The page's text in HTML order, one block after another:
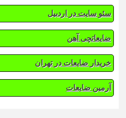
سئو سایت در اردبیل
ضایعاتچی آهن
خریدار ضایعات در تهران
آرمین ضایعات